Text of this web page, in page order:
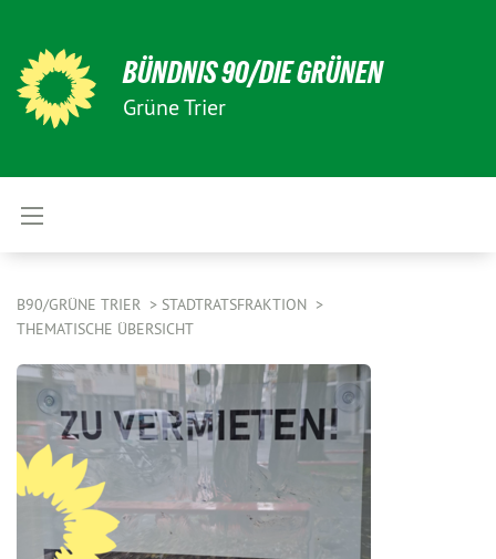
BÜNDNIS 90/DIE GRÜNEN
Grüne Trier
B90/GRÜNE TRIER
STADTRATSFRAKTION
THEMATISCHE ÜBERSICHT